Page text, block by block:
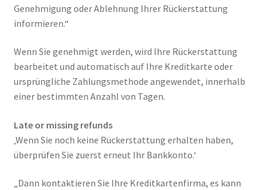
Genehmigung oder Ablehnung Ihrer Rückerstattung
informieren.“
Wenn Sie genehmigt werden, wird Ihre Rückerstattung
bearbeitet und automatisch auf Ihre Kreditkarte oder
ursprüngliche Zahlungsmethode angewendet, innerhalb
einer bestimmten Anzahl von Tagen.
Late or missing refunds
‚Wenn Sie noch keine Rückerstattung erhalten haben,
überprüfen Sie zuerst erneut Ihr Bankkonto.‘
„Dann kontaktieren Sie Ihre Kreditkartenfirma, es kann